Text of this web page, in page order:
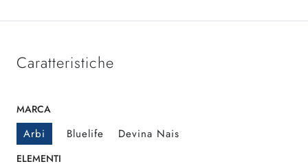
Caratteristiche
MARCA
Arbi Bluelife Devina Nais
ELEMENTI